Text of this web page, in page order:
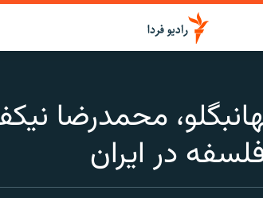
محمدرضا
در ایران